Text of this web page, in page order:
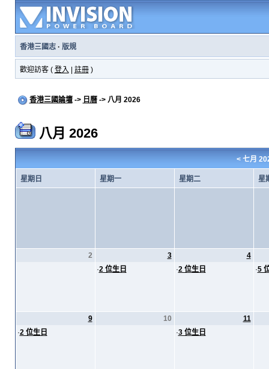
香港三國志· 版規
歡迎訪客 ( 登入 註冊)
香港三國論壇-> 日曆-> 八月 2026
八月 2026
< 七月
星期日 星期一 星期二 星
2
3
·2 位生日
4
·2 位生日 ·5
9
·2 位生日
10
11
·3 位生日